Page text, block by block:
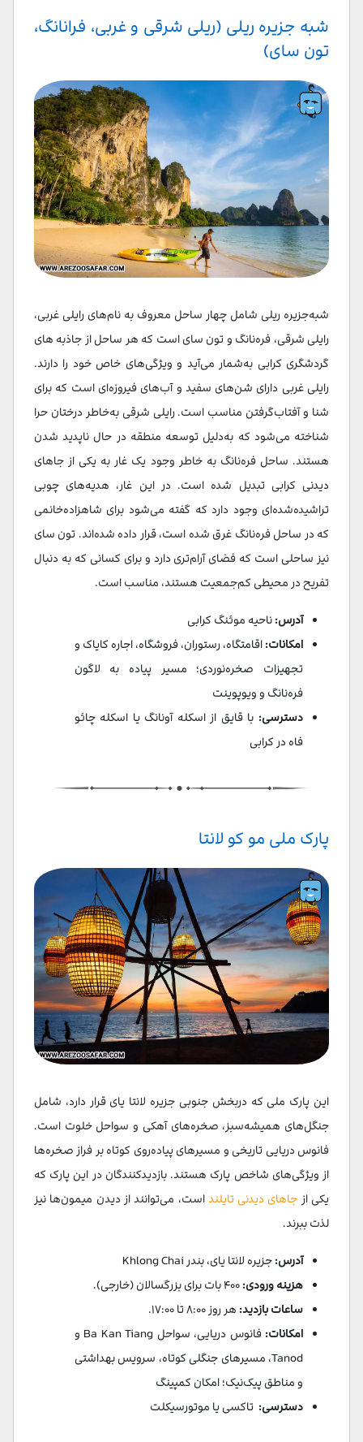
شبه جزیره ریلی (ریلی شرقی و غربی، فرانانگ،
تون سای)
شبه‌جزیره ریلی شامل چهار ساحل معروف به نام‌های رایلی غربی،
رایلی شرقی، فره‌نانگ و تون سای است که هر ساحل از جاذبه های
گردشگری کرابی به‌شمار می‌آید و ویژگی‌های خاص خود را دارند.
رایلی غربی دارای شن‌های سفید و آب‌های فیروزه‌ای است که برای
شنا و آفتاب‌گرفتن مناسب است. رایلی شرقی به‌خاطر درختان حرا
شناخته می‌شود که به‌دلیل توسعه منطقه در حال ناپدید شدن
هستند. ساحل فره‌نانگ به خاطر وجود یک غار به یکی از جاهای
دیدنی کرابی تبدیل شده است. در این غار، هدیه‌های چوبی
تراشیده‌شده‌ای وجود دارد که گفته می‌شود برای شاهزاده‌خانمی
که در ساحل فره‌نانگ غرق شده است، قرار داده شده‌اند. تون سای
نیز ساحلی است که فضای آرام‌تری دارد و برای کسانی که به دنبال
تفریح در محیطی کم‌جمعیت هستند، مناسب است.
آدرس:ناحیه موئنگ کرابی
امکانات:اقامتگاه، رستوران، فروشگاه، اجاره کایاک و
تجهیزات صخره‌نوردی؛ مسیر پیاده به لاگون
فره‌نانگ و ویوپوینت
دسترسی: با قایق از اسکله آو‌نانگ یا اسکله چائو
فاه در کرابی
پارک ملی مو کو لانتا
این پارک ملی که دربخش جنوبی جزیره لانتا یای قرار دارد، شامل
جنگل‌های همیشه‌سبز، صخره‌های آهکی و سواحل خلوت است.
فانوس دریایی تاریخی و مسیرهای پیاده‌روی کوتاه بر فراز صخره‌ها
از ویژگی‌های شاخص پارک هستند. بازدیدکنندگان در این پارک که
یکی از جاهای دیدنی تایلند است، می‌توانند از دیدن میمون‌ها نیز
لذت ببرند.
آدرس:جزیره لانتا یای، بندر Khlong Chai
هزینه ورودی:
ساعات بازدید: هر روز ۸:۰۰ تا ۱۷:۰۰.
امکانات:
فانوس دریایی، سواحل Ba Kan Tiang و
Tanod، مسیرهای جنگلی کوتاه، سرویس بهداشتی
و مناطق پیک‌نیک؛ امکان کمپینگ
دسترسی: تاکسی یا موتورسیکلت